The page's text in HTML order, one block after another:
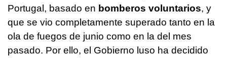
Portugal, basado en bomberos voluntarios, y
que se vio completamente superado tanto en la
ola de fuegos de junio como en la del mes
pasado. Por ello, el Gobierno luso ha decidido